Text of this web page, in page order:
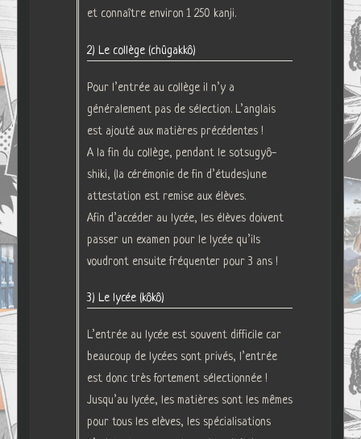
et connaître environ 1 250 kanji.
2) Le collège (chûgakkô)
Pour l’entrée au collège il n’y a
généralement pas de sélection. L’anglais
est ajouté aux matières précédentes !
A la fin du collège, pendant le sotsugyô-
shiki, (la cérémonie de fin d’études)une
attestation est remise aux élèves.
Afin d’accéder au lycée, les élèves doivent
passer un examen pour le lycée qu’ils
voudront ensuite fréquenter pour 3 ans !
3) Le lycée (kôkô)
L’entrée au lycée est souvent difficile car
beaucoup de lycées sont privés, l’entrée
est donc très fortement sélectionnée !
Jusqu’au lycée, les matières sont les mêmes
pour tous les elèves, les spécialisations